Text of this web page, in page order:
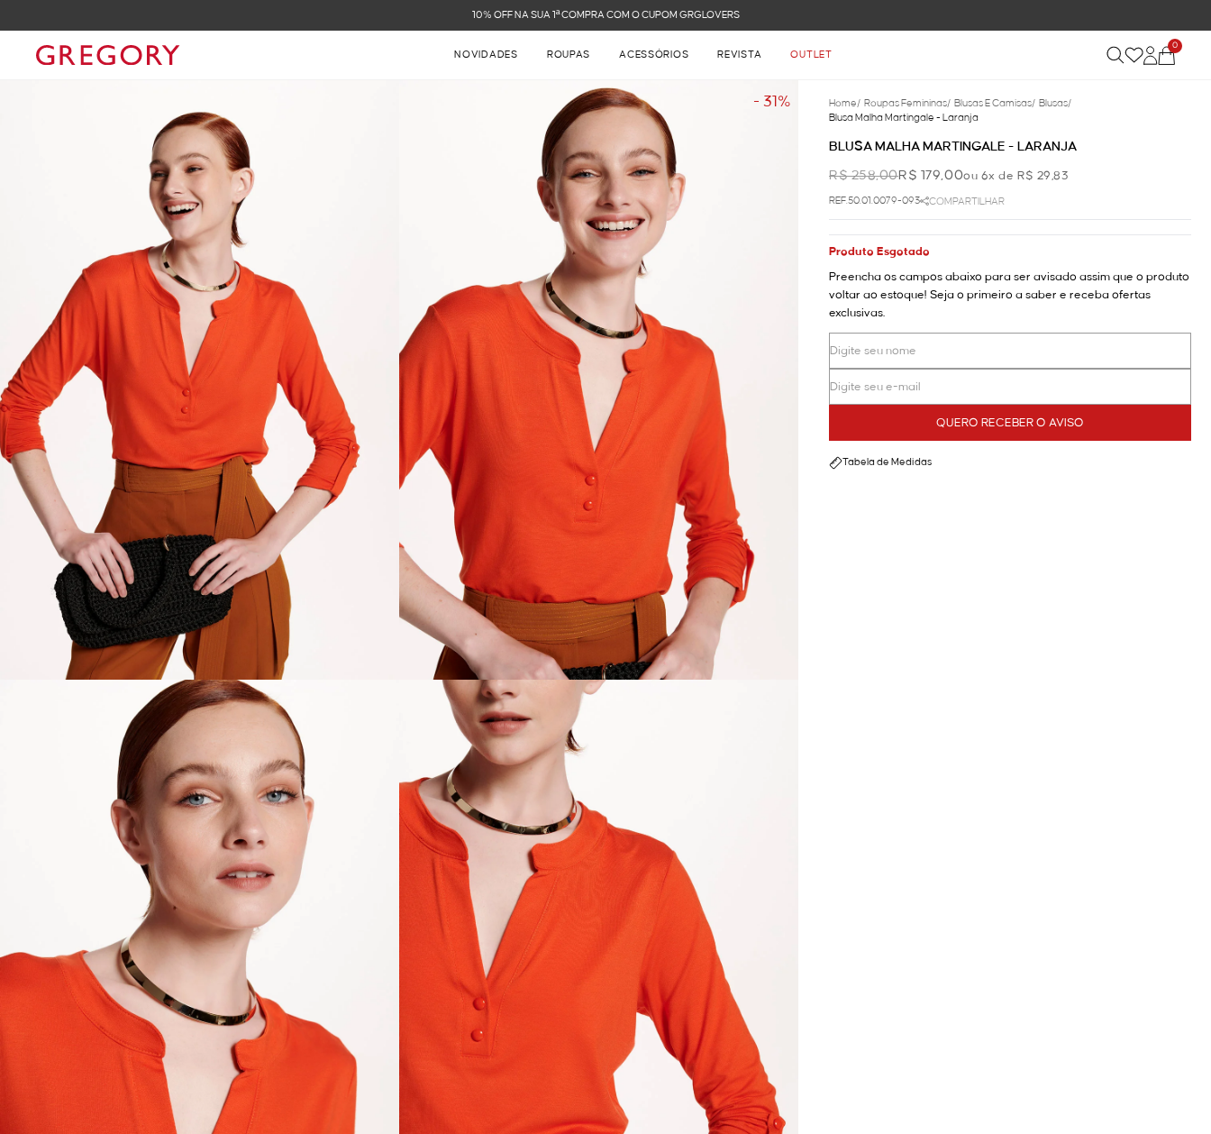
FRETE GRÁTIS NAS COMPRAS ACIMA DE R$ 899
NOVIDADES ROUPAS ACESSÓRIOS REVISTA OUTLET
0
- 31% Home/ Roupas Femininas/ Blusas E Camisas/ Blusas/
Blusa Malha Martingale - Laranja
BLUSA MALHA MARTINGALE - LARANJA
R$ 258,00R$ 179,00ou 6x de R$ 29,83
REF.50.01.0079-093 COMPARTILHAR
Produto Esgotado
Preencha os campos abaixo para ser avisado assim que o produto
voltar ao estoque! Seja o primeiro a saber e receba ofertas
exclusivas.
QUERO RECEBER O AVISO
Tabela de Medidas